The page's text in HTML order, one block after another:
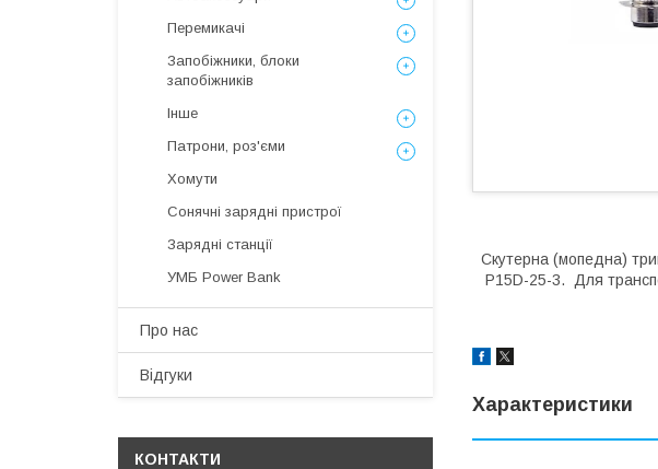
Скутерна (мопедна)
P15D-25-3. Для
Характеристики
Перемикачі
Запобіжники, блоки
запобіжників
Інше
Патрони, роз'єми
Хомути
Сонячні зарядні пристрої
Зарядні станції
УМБ Power Bank
Про нас
Відгуки
КОНТАКТИ